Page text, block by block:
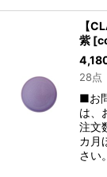
【
紫 [
28点
■お
は、
注文
カ月
さい